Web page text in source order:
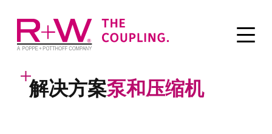
解决方案泵和压缩机